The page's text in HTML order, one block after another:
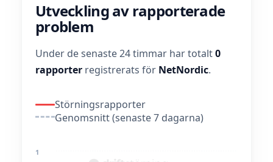
Utveckling av rapporterade
problem
Under de senaste 24 timmar har totalt0
rapporter registrerats för NetNordic.
Störningsrapporter
Genomsnitt (senaste 7 dagarna)
1